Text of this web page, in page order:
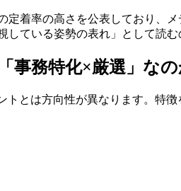
着率の高さを公表しており、
ている姿勢の表れ」として読む
事務特化×厳選」な
トとは方向性が異なります。特徴